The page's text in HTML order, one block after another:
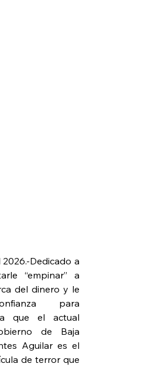
Dedicado a
“empinar” a
del dinero y le
para
que el actual
de Baja
Aguilar es el
de terror que